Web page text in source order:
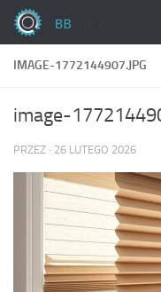
Skip to content
IMAGE-1772144907.JPG
image-
PRZEZ · 26 LUTEGO 2026